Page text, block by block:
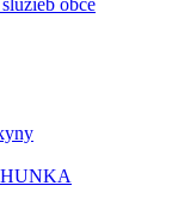
obce